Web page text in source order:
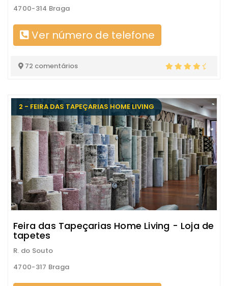
4700-314 Braga
Ver número de telefone
72 comentários
2 - FEIRA DAS TAPEÇARIAS HOME LIVING
Feira das Tapeçarias Home Living - Loja de
tapetes
R. do Souto
4700-317 Braga